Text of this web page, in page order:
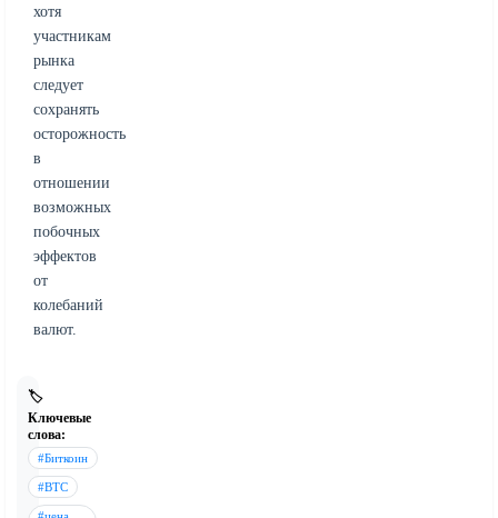
хотя
участникам
рынка
следует
сохранять
осторожность
в
отношении
возможных
побочных
эффектов
от
колебаний
валют.
🏷️
Ключевые
слова:
#Биткоин
#BTC